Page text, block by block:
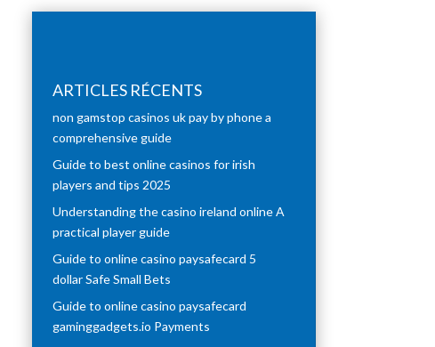
ARTICLES RÉCENTS
non gamstop casinos uk pay by phone a
comprehensive guide
Guide to best online casinos for irish
players and tips 2025
Understanding the casino ireland online A
practical player guide
Guide to online casino paysafecard 5
dollar Safe Small Bets
Guide to online casino paysafecard
gaminggadgets.io Payments